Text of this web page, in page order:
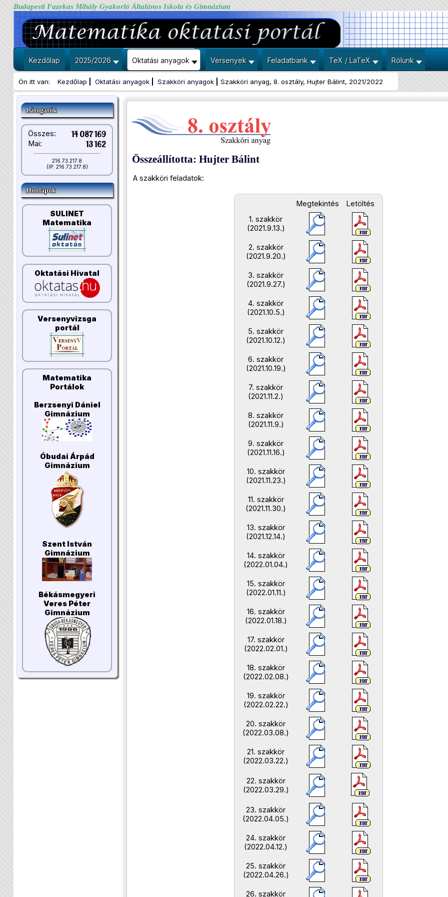
Budapesti Fazekas Mihály Gyakorló Általános Iskola és Gimnázium
Kezdőlap 2025/2026 Oktatási anyagok Versenyek Feladatbank TeX / LaTeX Rólunk
Ön itt van: Kezdőlap Oktatási anyagok Szakköri anyagok Szakköri anyag, 8. osztály, Hujter Bálint, 2021/2022
Látogatók
Összes: 14 087 169
Mai: 13 162
216.73.217.8
(IP: 216.73.217.8)
Honlapok
SULINET
Matematika
Oktatási Hivatal
Versenyvizsga
portál
Matematika
Portálok
Berzsenyi Dániel
Gimnázium
Óbudai Árpád
Gimnázium
Szent István
Gimnázium
Békásmegyeri
Veres Péter
Gimnázium
Összeállította: Hujter Bálint
A szakköri feladatok:
Megtekintés
Letöltés
1. szakkör
(2021.9.13.)
2. szakkör
(2021.9.20.)
3. szakkör
(2021.9.27.)
4. szakkör
(2021.10.5.)
5. szakkör
(2021.10.12.)
6. szakkör
(2021.10.19.)
7. szakkör
(2021.11.2.)
8. szakkör
(2021.11.9.)
9. szakkör
(2021.11.16.)
10. szakkör
(2021.11.23.)
11. szakkör
(2021.11.30.)
13. szakkör
(2021.12.14.)
14. szakkör
(2022.01.04.)
15. szakkör
(2022.01.11.)
16. szakkör
(2022.01.18.)
17. szakkör
(2022.02.01.)
18. szakkör
(2022.02.08.)
19. szakkör
(2022.02.22.)
20. szakkör
(2022.03.08.)
21. szakkör
(2022.03.22.)
22. szakkör
(2022.03.29.)
23. szakkör
(2022.04.05.)
24. szakkör
(2022.04.12.)
25. szakkör
(2022.04.26.)
26. szakkör